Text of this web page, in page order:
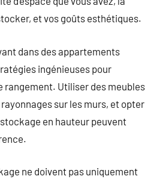
et vos goûts esthétiques.
dans des appartements
ingénieuses pour
rangement. Utiliser des meubles
sur les murs, et opter
en hauteur peuvent
ne doivent pas uniquement